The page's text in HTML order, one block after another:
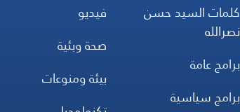
كلمات السيد حسن
نصرالله
برامج عامة
برامج سياسية
فيديو
صحة وبئية
بيئة ومنوعات